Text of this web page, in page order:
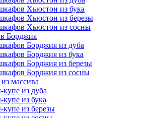
Хьюстон из бука
Хьюстон из березы
Хьюстон из сосны
Борджия
Борджия из дуба
Борджия из бука
Борджия из березы
Борджия из сосны
массива
из дуба
из бука
из березы